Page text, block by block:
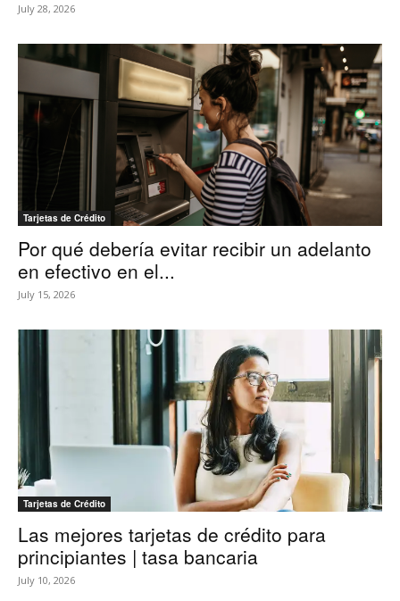
July 28, 2026
Tarjetas de Crédito
Por qué debería evitar recibir un adelanto
en efectivo en el...
July 15, 2026
Tarjetas de Crédito
Las mejores tarjetas de crédito para
principiantes | tasa bancaria
July 10, 2026